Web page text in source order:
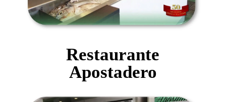
Restaurante
Apostadero